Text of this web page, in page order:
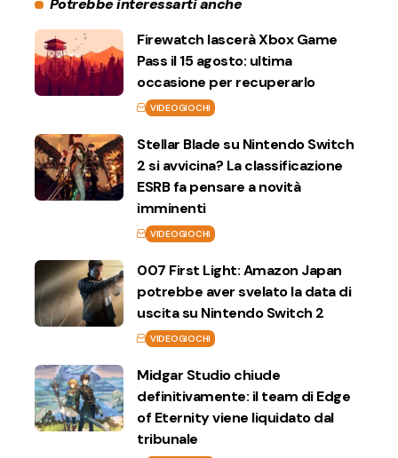
Potrebbe interessarti anche
Firewatch lascerà Xbox Game
Pass il 15 agosto: ultima
occasione per recuperarlo
VIDEOGIOCHI
Stellar Blade su Nintendo Switch
2 si avvicina? La classificazione
ESRB fa pensare a novità
imminenti
VIDEOGIOCHI
007 First Light: Amazon Japan
potrebbe aver svelato la data di
uscita su Nintendo Switch 2
VIDEOGIOCHI
Midgar Studio chiude
definitivamente: il team di Edge
of Eternity viene liquidato dal
tribunale